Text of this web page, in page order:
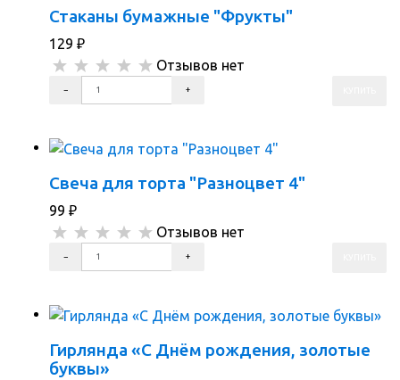
Стаканы бумажные "Фрукты"
129 ₽
Отзывов нет
Свеча для торта "Разноцвет 4"
99 ₽
Отзывов нет
Гирлянда «С Днём рождения, золотые
буквы»